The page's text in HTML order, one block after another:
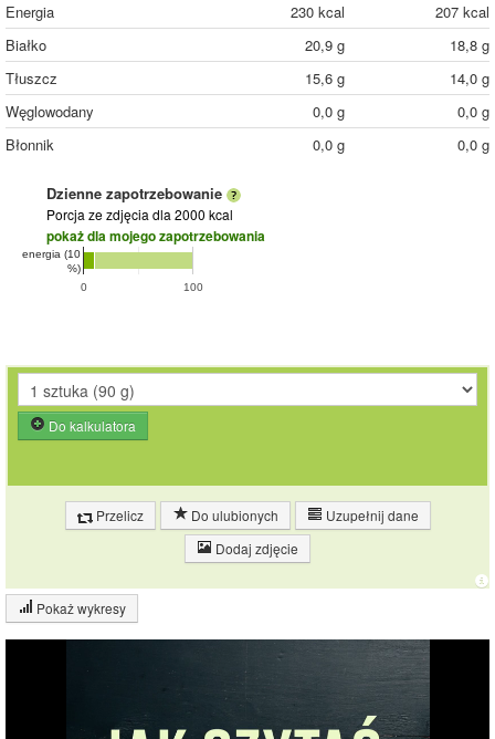
Energia 230 kcal
207 kcal
Białko
20,9 g
18,8 g
Tłuszcz
15,6 g
14,0 g
Węglowodany
0,0 g
0,0 g
Błonnik
0,0 g 0,0 g
Dzienne zapotrzebowanie
Porcja ze zdjęcia dla 2000 kcal
pokaż dla mojego zapotrzebowania
0 100
energia (10
%)
Do kalkulatora
Przelicz Do ulubionych
Uzupełnij dane
Dodaj zdjęcie
Pokaż wykresy
Wykres składu produktu